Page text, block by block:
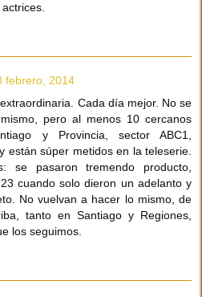
febrero, 2014
Cada día mejor. No se
pero al menos 10 cercanos
y Provincia, sector ABC1,
están súper metidos en la teleserie.
se pasaron tremendo producto,
cuando solo dieron un adelanto y
No vuelvan a hacer lo mismo, de
tanto en Santiago y Regiones,
los seguimos.